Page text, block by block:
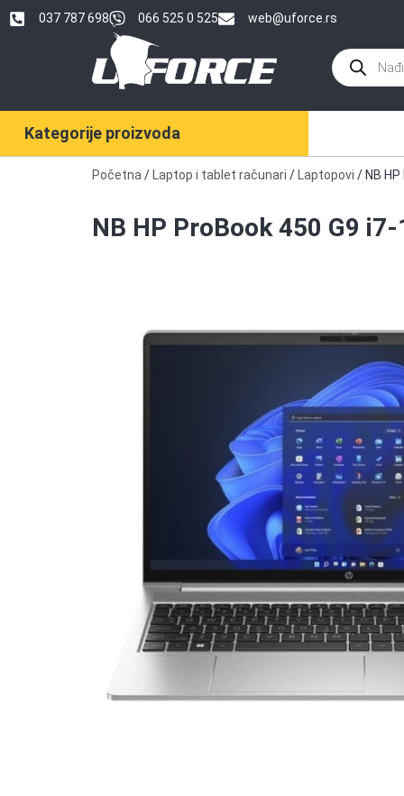
037 787 698 066 525 0 525 web@uforce.rs
Kategorije proizvoda
Početna / Laptop i tablet računari / Laptopovi / NB
NB HP ProBook 450 G9